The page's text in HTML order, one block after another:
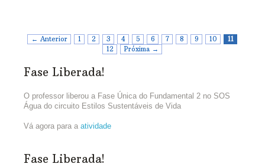
3.Escreva abaixo: como você acha que sua família pode
reduzir o consumo de água? Não esqueça de falar o que VOCÊ
← Anterior 1 2 3 4 5 6 7 8 9 10
11
12
Próxima →
Fase Liberada!
O professor liberou a Fase Única do Fundamental 2 no SOS
Água do circuito Estilos Sustentáveis de Vida
Vá agora para a atividade
Fase Liberada!